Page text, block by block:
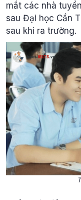
mắt các nhà
sau Đại học Cần
sau khi ra trường.